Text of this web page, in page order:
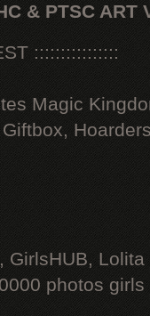
& PTSC ART
::::::::::::::::
Magic
GirlsHUB, Lolita
photos